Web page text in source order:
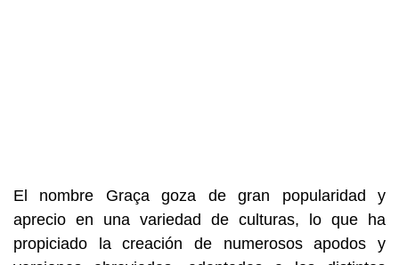
El nombre Graça goza de gran popularidad y
aprecio en una variedad de culturas, lo que ha
propiciado la creación de numerosos apodos y